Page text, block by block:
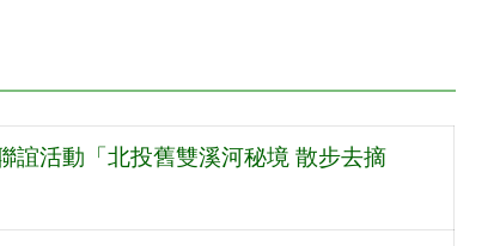
誼活動「北投舊雙溪河秘境 散步去摘